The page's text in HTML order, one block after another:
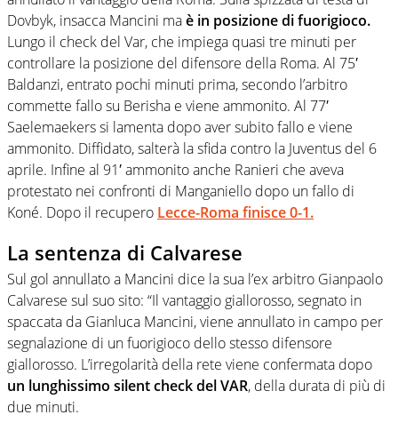
Dovbyk, insacca Mancini maè in posizione di fuorigioco.
Lungo il check del Var, che impiega quasi tre minuti per
controllare la posizione del difensore della Roma. Al 75′
Baldanzi, entrato pochi minuti prima, secondo l’arbitro
commette fallo su Berisha e viene ammonito. Al 77′
Saelemaekers si lamenta dopo aver subito fallo e viene
ammonito. Diffidato, salterà la sfida contro la Juventus del 6
aprile. Infine al 91′ ammonito anche Ranieri che aveva
protestato nei confronti di Manganiello dopo un fallo di
Koné. Dopo il recupero Lecce-Roma finisce 0-1.
La sentenza di Calvarese
Sul gol annullato a Mancini dice la sua l’ex arbitro Gianpaolo
Calvarese sul suo sito: “Il vantaggio giallorosso, segnato in
spaccata da Gianluca Mancini, viene annullato in campo per
segnalazione di un fuorigioco dello stesso difensore
giallorosso. L’irregolarità della rete viene confermata dopo
un lunghissimo silent check del VAR, della durata di più di
due minuti.